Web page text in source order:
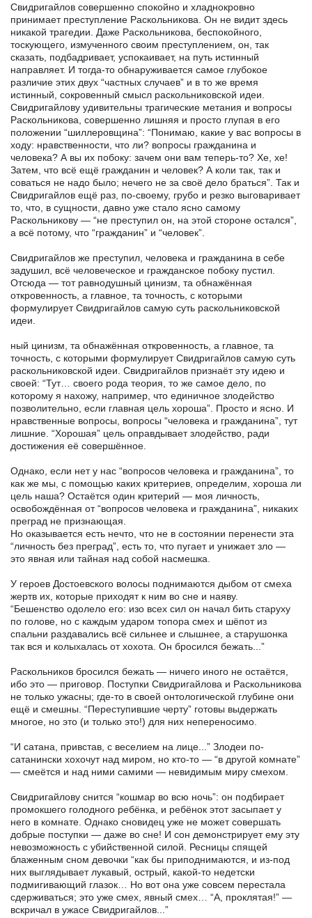
Свидригайлов совершенно спокойно и хладнокровно
принимает преступление Раскольникова. Он не видит здесь
никакой трагедии. Даже Раскольникова, беспокойного,
тоскующего, измученного своим преступлением, он, так
сказать, подбадривает, успокаивает, на путь истинный
направляет. И тогда-то обнаруживается самое глубокое
различие этих двух “частных случаев” и в то же время
истинный, сокровенный смысл раскольниковской идеи.
Свидригайлову удивительны трагические метания и вопросы
Раскольникова, совершенно лишняя и просто глупая в его
положении “шиллеровщина”: “Понимаю, какие у вас вопросы в
ходу: нравственности, что ли? вопросы гражданина и
человека? А вы их побоку: зачем они вам теперь-то? Хе, хе!
Затем, что всё ещё гражданин и человек? А коли так, так и
соваться не надо было; нечего не за своё дело браться”. Так и
Свидригайлов ещё раз, по-своему, грубо и резко выговаривает
то, что, в сущности, давно уже стало ясно самому
Раскольникову — “не преступил он, на этой стороне остался”,
а всё потому, что “гражданин” и “человек”.
Свидригайлов же преступил, человека и гражданина в себе
задушил, всё человеческое и гражданское побоку пустил.
Отсюда — тот равнодушный цинизм, та обнажённая
откровенность, а главное, та точность, с которыми
формулирует Свидригайлов самую суть раскольниковской
идеи.
ный цинизм, та обнажённая откровенность, а главное, та
точность, с которыми формулирует Свидригайлов самую суть
раскольниковской идеи. Свидригайлов признаёт эту идею и
своей: “Тут… своего рода теория, то же самое дело, по
которому я нахожу, например, что единичное злодейство
позволительно, если главная цель хороша”. Просто и ясно. И
нравственные вопросы, вопросы “человека и гражданина”, тут
лишние. “Хорошая” цель оправдывает злодейство, ради
достижения её совершённое.
Однако, если нет у нас “вопросов человека и гражданина”, то
как же мы, с помощью каких критериев, определим, хороша ли
цель наша? Остаётся один критерий — моя личность,
освобождённая от “вопросов человека и гражданина”, никаких
преград не признающая.
Но оказывается есть нечто, что не в состоянии перенести эта
“личность без преград”, есть то, что пугает и унижает зло —
это явная или тайная над собой насмешка.
У героев Достоевского волосы поднимаются дыбом от смеха
жертв их, которые приходят к ним во сне и наяву.
“Бешенство одолело его: изо всех сил он начал бить старуху
по голове, но с каждым ударом топора смех и шёпот из
спальни раздавались всё сильнее и слышнее, а старушонка
так вся и колыхалась от хохота. Он бросился бежать...”
Раскольников бросился бежать — ничего иного не остаётся,
ибо это — приговор. Поступки Свидригайлова и Раскольникова
не только ужасны; где-то в своей онтологической глубине они
ещё и смешны. “Переступившие черту” готовы выдержать
многое, но это (и только это!) для них непереносимо.
“И сатана, привстав, с веселием на лице...” Злодеи по-
сатанински хохочут над миром, но кто-то — “в другой комнате”
— смеётся и над ними самими — невидимым миру смехом.
Свидригайлову снится “кошмар во всю ночь”: он подбирает
промокшего голодного ребёнка, и ребёнок этот засыпает у
него в комнате. Однако сновидец уже не может совершать
добрые поступки — даже во сне! И сон демонстрирует ему эту
невозможность с убийственной силой. Ресницы спящей
блаженным сном девочки “как бы приподнимаются, и из-под
них выглядывает лукавый, острый, какой-то недетски
подмигивающий глазок… Но вот она уже совсем перестала
сдерживаться; это уже смех, явный смех… “А, проклятая!” —
вскричал в ужасе Свидригайлов...”